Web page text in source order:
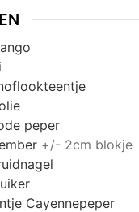
peper
+/- 2cm blokje
Cayennepeper